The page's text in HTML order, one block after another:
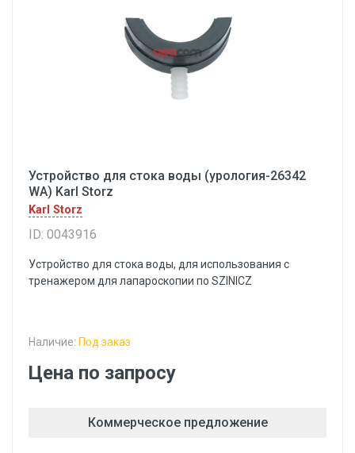
Устройство для стока воды (урология-26342
WA) Karl Storz
Karl Storz
ID: 0043916
Устройство для стока воды, для использования с
тренажером для лапароскопии по SZINICZ
Наличие: Под заказ
Цена по запросу
Коммерческое предложение